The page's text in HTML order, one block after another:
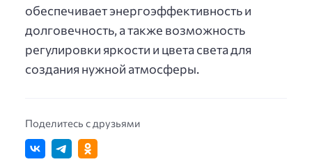
обеспечивает энергоэффективность и
долговечность, а также возможность
регулировки яркости и цвета света для
создания нужной атмосферы.
Поделитесь с друзьями